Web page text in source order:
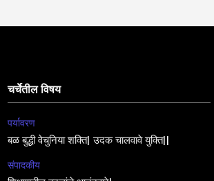
चर्चेतील विषय
पर्यावरण
बळ बुद्धी वेचुनिया शक्ति| उदक चालवावे युक्ति||
संपादकीय